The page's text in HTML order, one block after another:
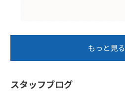
もっと見る
スタッフブログ